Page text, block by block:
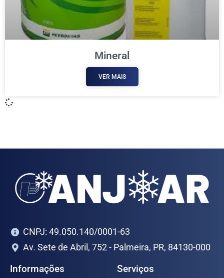
Mineral
VER MAIS
CNPJ: 49.050.140/0001-63
Av. Sete de Abril, 752 - Palmeira, PR, 84130-000
Informações Serviços